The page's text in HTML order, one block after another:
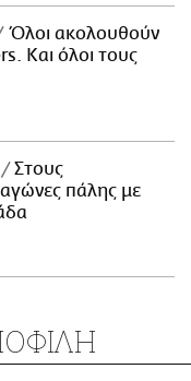
Όλοι ακολουθούν
Και όλοι τους
Στους
πάλης με